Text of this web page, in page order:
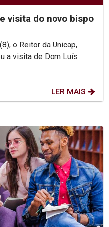
visita do novo bispo
o Reitor da Unicap,
a visita de Dom Luís
LER MAIS